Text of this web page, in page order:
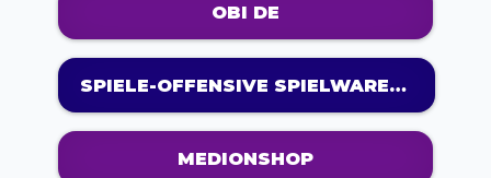
OBI DE
SPIELE-OFFENSIVE SPIELWAREN-SHOP
MEDIONSHOP